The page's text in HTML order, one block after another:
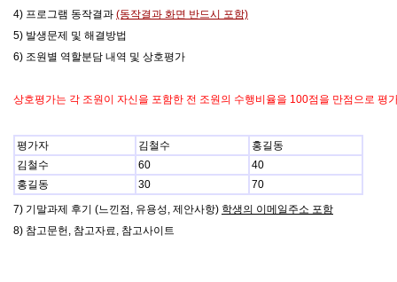
4) 프로그램 동작결과 (동작결과 화면 반드시 포함)
5) 발생문제 및 해결방법
6) 조원별 역할분담 내역 및 상호평가
상호평가는 각 조원이 자신을 포함한 전 조원의 수행비율을 100점을 만점으로 평
평가자 김철수
홍길동
김철수
60
40
홍길동
30
70
7) 기말과제 후기 (느낀점, 유용성, 제안사항) 학생의 이메일주소 포함
8) 참고문헌, 참고자료, 참고사이트